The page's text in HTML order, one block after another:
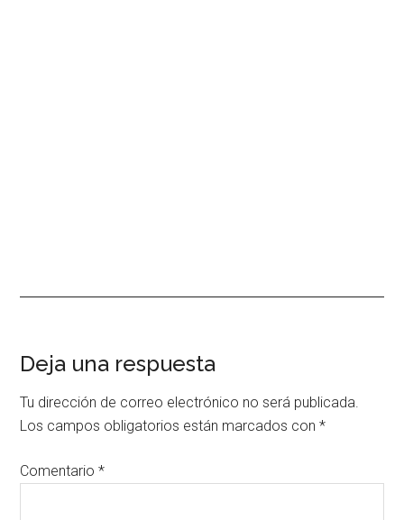
Interacciones
con
los
lectores
Deja una respuesta
Tu dirección de correo electrónico no será publicada.
Los campos obligatorios están marcados con*
Comentario*